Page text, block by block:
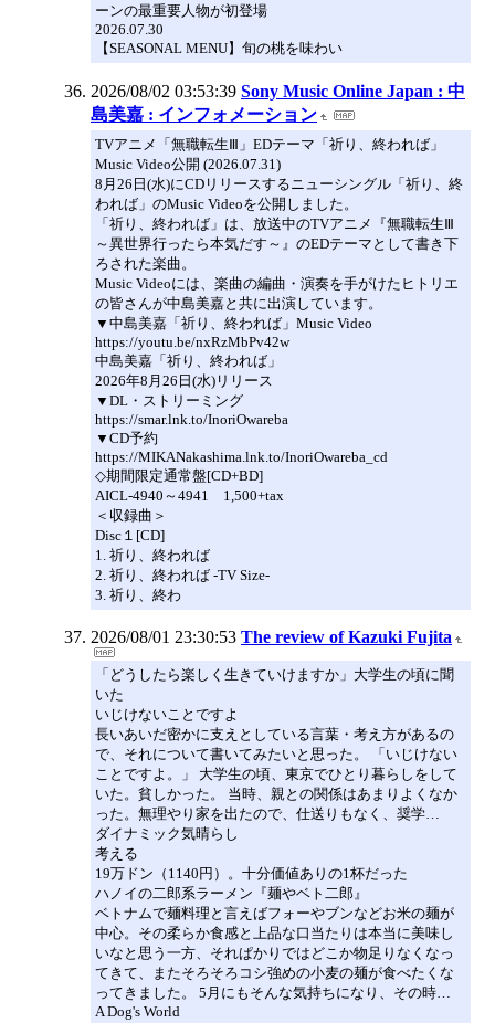
ーンの最重要人物が初登場
2026.07.30
【SEASONAL MENU】旬の桃を味わい
2026/08/02 03:53:39 Sony Music Online Japan : 中
島美嘉 : インフォメーション
TVアニメ「無職転生Ⅲ」EDテーマ「祈り、終われば」
Music Video公開 (2026.07.31)
8月26日(水)にCDリリースするニューシングル「祈り、終
われば」のMusic Videoを公開しました。
「祈り、終われば」は、放送中のTVアニメ『無職転生Ⅲ
～異世界行ったら本気だす～』のEDテーマとして書き下
ろされた楽曲。
Music Videoには、楽曲の編曲・演奏を手がけたヒトリエ
の皆さんが中島美嘉と共に出演しています。
▼中島美嘉「祈り、終われば」Music Video
https://youtu.be/nxRzMbPv42w
中島美嘉「祈り、終われば」
2026年8月26日(水)リリース
▼DL・ストリーミング
https://smar.lnk.to/InoriOwareba
▼CD予約
https://MIKANakashima.lnk.to/InoriOwareba_cd
◇期間限定通常盤[CD+BD]
AICL-4940～4941 1,500+tax
＜収録曲＞
Disc１[CD]
1. 祈り、終われば
2. 祈り、終われば -TV Size-
3. 祈り、終わ
2026/08/01 23:30:53 The review of Kazuki Fujita
「どうしたら楽しく生きていけますか」大学生の頃に聞
いた
いじけないことですよ
長いあいだ密かに支えとしている言葉・考え方があるの
で、それについて書いてみたいと思った。 「いじけない
ことですよ。」 大学生の頃、東京でひとり暮らしをして
いた。貧しかった。 当時、親との関係はあまりよくなか
った。無理やり家を出たので、仕送りもなく、奨学…
ダイナミック気晴らし
考える
19万ドン（1140円）。十分価値ありの1杯だった
ハノイの二郎系ラーメン『麺やベト二郎』
ベトナムで麺料理と言えばフォーやブンなどお米の麺が
中心。その柔らか食感と上品な口当たりは本当に美味し
いなと思う一方、それぱかりではどこか物足りなくなっ
てきて、またそろそろコシ強めの小麦の麺が食べたくな
ってきました。 5月にもそんな気持ちになり、その時…
A Dog's World